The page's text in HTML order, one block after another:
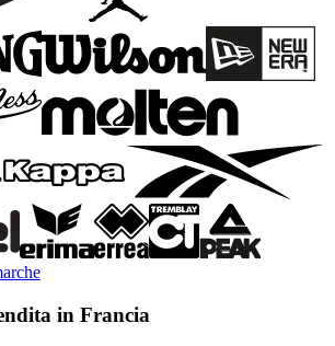
in Francia